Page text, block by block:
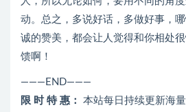
动。总之，多说好话，多做好事，
诚的赞美，都会让人觉得和你相处
馈啊！
———END———
限 时 特 惠： 本站每日持续更新海